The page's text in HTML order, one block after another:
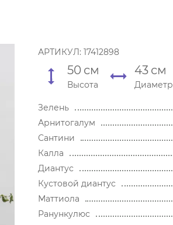
АРТИКУЛ: 17412898
50 см
Высота
43 см
Диаметр
Зелень
Арнитогалум
Сантини
Калла
Диантус
Кустовой диантус
Маттиола
Ранункулюс